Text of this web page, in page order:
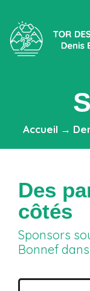
Accueil →
Des
côtés
Sponsors
Bonnef